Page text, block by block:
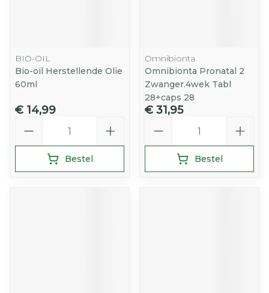
BIO-OIL
Bio-oil Herstellende Olie
60ml
€ 14,99
Bestel
Omnibionta
Omnibionta Pronatal 2
Zwanger.4wek Tabl
28+caps 28
€ 31,95
Bestel